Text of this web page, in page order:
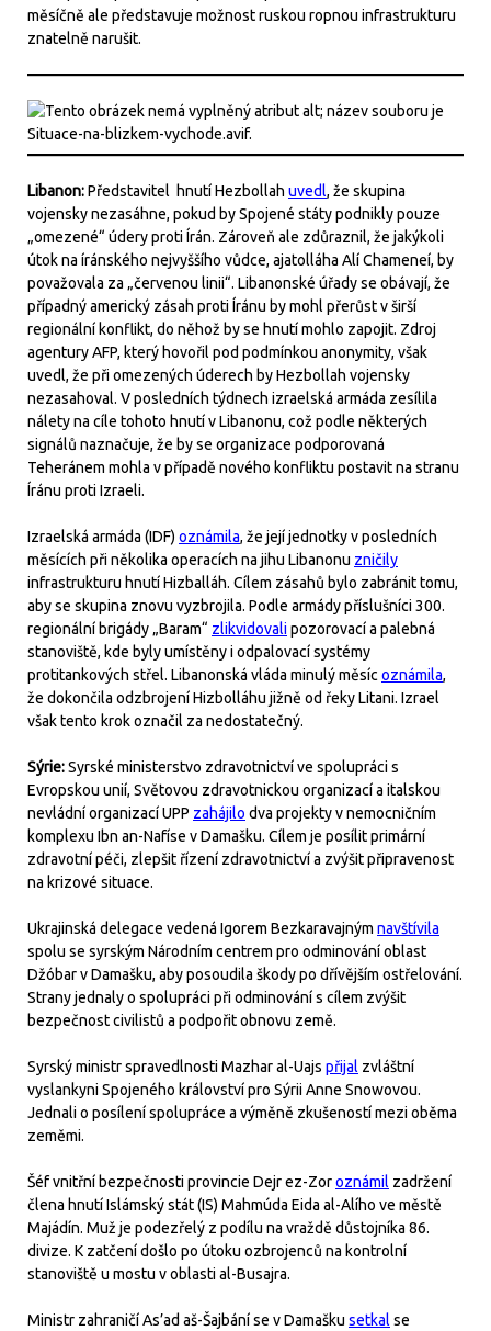
měsíčně ale představuje možnost ruskou ropnou infrastrukturu
znatelně narušit.
Libanon:Představitel hnutí Hezbollah uvedl, že skupina
vojensky nezasáhne, pokud by Spojené státy podnikly pouze
„omezené“ údery proti Írán. Zároveň ale zdůraznil, že jakýkoli
útok na íránského nejvyššího vůdce, ajatolláha Alí Chameneí, by
považovala za „červenou linii“. Libanonské úřady se obávají, že
případný americký zásah proti Íránu by mohl přerůst v širší
regionální konflikt, do něhož by se hnutí mohlo zapojit. Zdroj
agentury AFP, který hovořil pod podmínkou anonymity, však
uvedl, že při omezených úderech by Hezbollah vojensky
nezasahoval. V posledních týdnech izraelská armáda zesílila
nálety na cíle tohoto hnutí v Libanonu, což podle některých
signálů naznačuje, že by se organizace podporovaná
Teheránem mohla v případě nového konfliktu postavit na stranu
Íránu proti Izraeli.
Izraelská armáda (IDF) oznámila, že její jednotky v posledních
měsících při několika operacích na jihu Libanonu zničily
infrastrukturu hnutí Hizballáh. Cílem zásahů bylo zabránit tomu,
aby se skupina znovu vyzbrojila. Podle armády příslušníci 300.
regionální brigády „Baram“ zlikvidovalipozorovací a palebná
stanoviště, kde byly umístěny i odpalovací systémy
protitankových střel. Libanonská vláda minulý měsíc oznámila,
že dokončila odzbrojení Hizbolláhu jižně od řeky Litani. Izrael
však tento krok označil za nedostatečný.
Sýrie:Syrské ministerstvo zdravotnictví ve spolupráci s
Evropskou unií, Světovou zdravotnickou organizací a italskou
nevládní organizací UPP zahájilo dva projekty v nemocničním
komplexu Ibn an-Nafíse v Damašku. Cílem je posílit primární
zdravotní péči, zlepšit řízení zdravotnictví a zvýšit připravenost
na krizové situace.
Ukrajinská delegace vedená Igorem Bezkaravajným navštívila
spolu se syrským Národním centrem pro odminování oblast
Džóbar v Damašku, aby posoudila škody po dřívějším ostřelování.
Strany jednaly o spolupráci při odminování s cílem zvýšit
bezpečnost civilistů a podpořit obnovu země.
Syrský ministr spravedlnosti Mazhar al-Uajs přijal zvláštní
vyslankyni Spojeného království pro Sýrii Anne Snowovou.
Jednali o posílení spolupráce a výměně zkušeností mezi oběma
zeměmi.
Šéf vnitřní bezpečnosti provincie Dejr ez-Zoroznámil zadržení
člena hnutí Islámský stát (IS) Mahmúda Eida al-Alího ve městě
Majádín. Muž je podezřelý z podílu na vraždě důstojníka 86.
divize. K zatčení došlo po útoku ozbrojenců na kontrolní
stanoviště u mostu v oblasti al-Busajra.
Ministr zahraničí As’ad aš-Šajbání se v Damašku setkal se